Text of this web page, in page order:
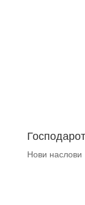
Нови наслови